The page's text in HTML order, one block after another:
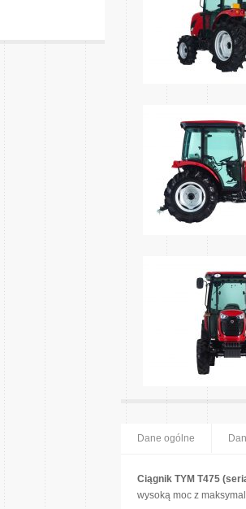
Dane ogólne
Ciągnik TYM T475
wysoką moc z